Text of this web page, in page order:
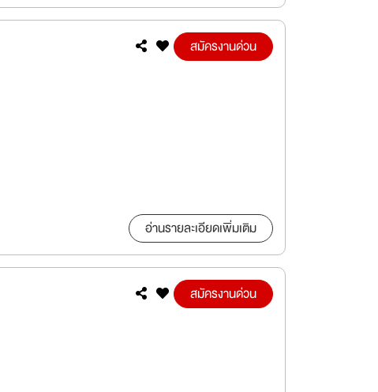
สมัครงานด่วน
อ่านรายละเอียดเพิ่มเติม
สมัครงานด่วน